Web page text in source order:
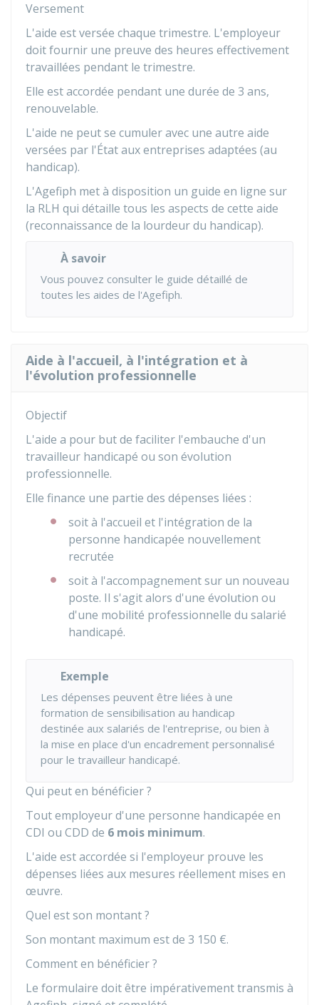
Versement
L'aide est versée chaque trimestre. L'employeur
doit fournir une preuve des heures effectivement
travaillées pendant le trimestre.
Elle est accordée pendant une durée de 3 ans,
renouvelable.
L'aide ne peut se cumuler avec une autre aide
versées par l'État aux entreprises adaptées (au
handicap).
L'Agefiph met à disposition un guide en ligne sur
la RLH qui détaille tous les aspects de cette aide
(reconnaissance de la lourdeur du handicap).
À savoir
Vous pouvez consulter le guide détaillé de
toutes les aides de l'Agefiph.
Aide à l'accueil, à l'intégration et à
l'évolution professionnelle
Objectif
L'aide a pour but de faciliter l'embauche d'un
travailleur handicapé ou son évolution
professionnelle.
Elle finance une partie des dépenses liées :
soit à l'accueil et l'intégration de la
personne handicapée nouvellement
recrutée
soit à l'accompagnement sur un nouveau
poste. Il s'agit alors d'une évolution ou
d'une mobilité professionnelle du salarié
handicapé.
Exemple
Les dépenses peuvent être liées à une
formation de sensibilisation au handicap
destinée aux salariés de l'entreprise, ou bien à
la mise en place d'un encadrement personnalisé
pour le travailleur handicapé.
Qui peut en bénéficier ?
Tout employeur d'une personne handicapée en
CDI ou CDD de 6 mois minimum.
L'aide est accordée si l'employeur prouve les
dépenses liées aux mesures réellement mises en
œuvre.
Quel est son montant ?
Son montant maximum est de 3 150 €.
Comment en bénéficier ?
Le formulaire doit être impérativement transmis à